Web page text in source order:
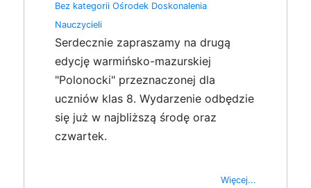
Bez kategorii Ośrodek Doskonalenia
Nauczycieli
Serdecznie zapraszamy na drugą
edycję warmińsko-mazurskiej
"Polonocki" przeznaczonej dla
uczniów klas 8. Wydarzenie odbędzie
się już w najbliższą środę oraz
czwartek.
Więcej...